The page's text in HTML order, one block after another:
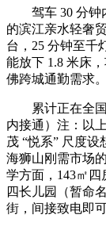
驾车 30 分钟
的滨江亲水轻奢
台，25 分钟至千
能放下 1.8 米床
佛跨城通勤需求。
累计正在全国
内接通）注：以
茂 “悦系” 尺度
海狮山刚需市场
学方面，143㎡
四长儿园（暂命
街，间接致电即可